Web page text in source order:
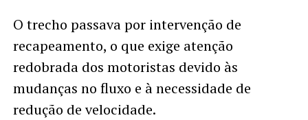
O trecho passava por intervenção de
recapeamento, o que exige atenção
redobrada dos motoristas devido às
mudanças no fluxo e à necessidade de
redução de velocidade.